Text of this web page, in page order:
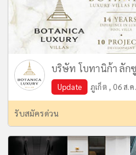
บริษัท โบทานิก้า ลัก
Update ภูเก็ต , 06 ส.ค
รับสมัครด่วน